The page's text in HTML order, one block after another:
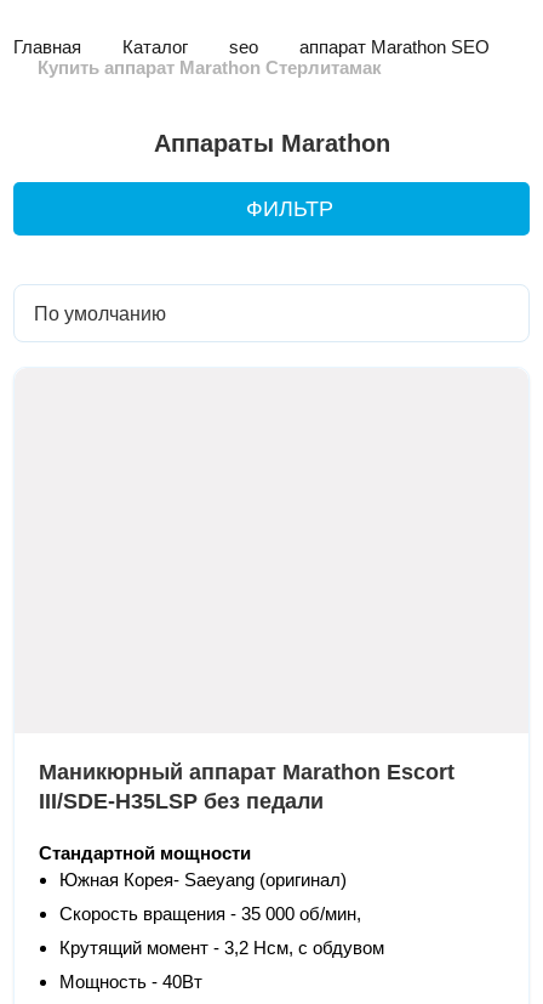
Главная Каталог seo
аппарат Marathon SEO
Купить аппарат Marathon Стерлитамак
Аппараты Marathon
ФИЛЬТР
Маникюрный аппарат Marathon Escort
III/SDE-H35LSP без педали
Стандартной мощности
Южная Корея- Saeyang (оригинал)
Скорость вращения - 35 000 об/мин,
Крутящий момент - 3,2 Нсм, с обдувом
Мощность - 40Вт